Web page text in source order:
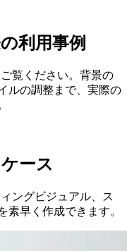
利用事例
ご覧ください。背景の
ルの調整まで、実際の
ース
ングビジュアル、ス
素早く作成できます。